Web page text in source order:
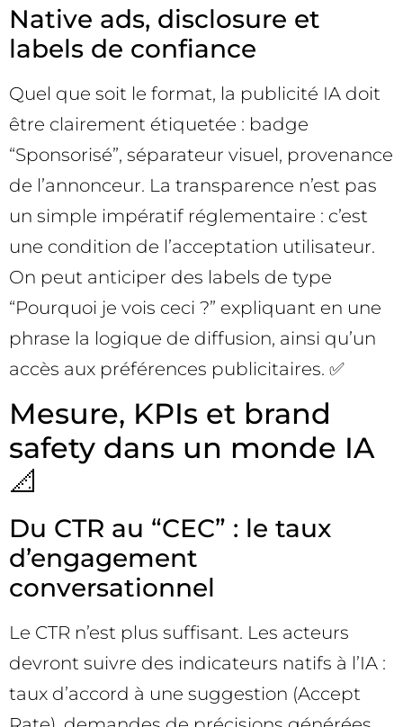
Native ads, disclosure et
labels de confiance
Quel que soit le format, la publicité IA doit
être clairement étiquetée : badge
“Sponsorisé”, séparateur visuel, provenance
de l’annonceur. La transparence n’est pas
un simple impératif réglementaire : c’est
une condition de l’acceptation utilisateur.
On peut anticiper des labels de type
“Pourquoi je vois ceci ?” expliquant en une
phrase la logique de diffusion, ainsi qu’un
accès aux préférences publicitaires. ✅
Mesure, KPIs et brand
safety dans un monde IA
📐
Du CTR au “CEC” : le taux
d’engagement
conversationnel
Le CTR n’est plus suffisant. Les acteurs
devront suivre des indicateurs natifs à l’IA :
taux d’accord à une suggestion (Accept